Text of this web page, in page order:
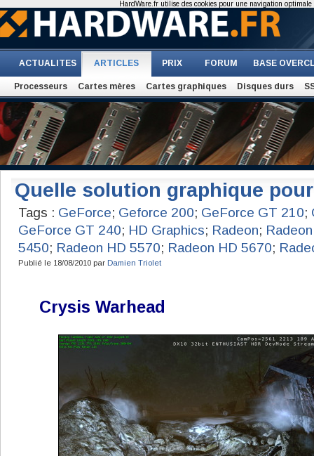
ACTUALITES ARTICLES PRIX FORUM BASE
Processeurs Cartes mères Cartes graphiques Disques durs
Quelle solution graphique
Tags : GeForce; Geforce 200; GeForce GT 210;
GeForce GT 240; HD Graphics; Radeon;
5450; Radeon HD 5570; Radeon HD 5670;
Publié le 18/08/2010 par Damien Triolet
Crysis Warhead
HardWare.fr utilise des cookies pour une navigation